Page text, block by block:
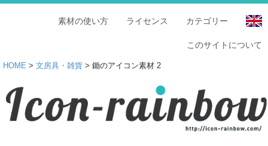
カテゴリー
ライセンス
素材の使い方
このサイトについて
HOME > 文房具・雑貨 > 鋤のアイコン素材 2